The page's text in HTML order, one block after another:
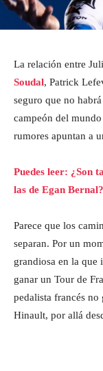
La relación entre
Soudal, Patrick
seguro que no
campeón del
rumores apuntan a
Puedes leer: ¿Son
las de Egan Bernal?
Parece que los
separan. Por un
grandiosa en la que
ganar un Tour de
pedalista francés no
Hinault, por allá